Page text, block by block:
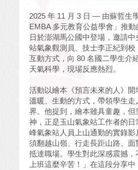
2025 年 11 月 3 日 — 由蘇哲生
EMBA 多元教育公益學會」推
日於澎湖馬公國中登場，邀請中
站氣象觀測員、技士李正紀到
互動方式，向 80 名國二學生介
天氣科學，現場反應熱烈。
活動以繪本《預言未來的人》開
溫暖、生動的方式，帶領學生
界。他提到，繪本雖具童趣，
神，正是玉山氣象站工作者的
峰氣象站人員上山通勤的實錄
須翻越山嶺、行走長距山路、
抵達職場。學生對此深感震撼，
上班這麼辛苦！」在這段分享